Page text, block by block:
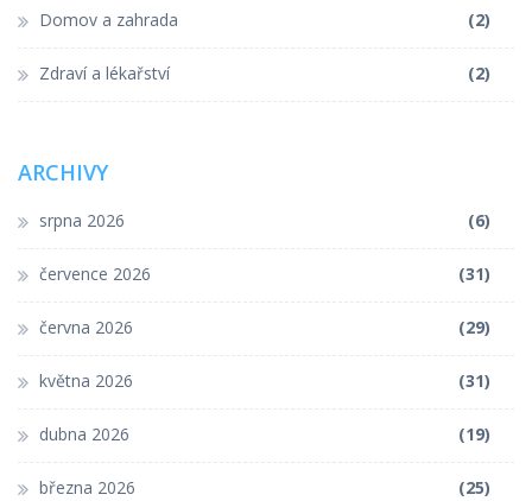
Domov a zahrada (2)
Zdraví a lékařství (2)
ARCHIVY
srpna 2026 (6)
července 2026 (31)
června 2026 (29)
května 2026 (31)
dubna 2026 (19)
března 2026 (25)